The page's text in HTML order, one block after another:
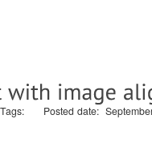
Posted date: